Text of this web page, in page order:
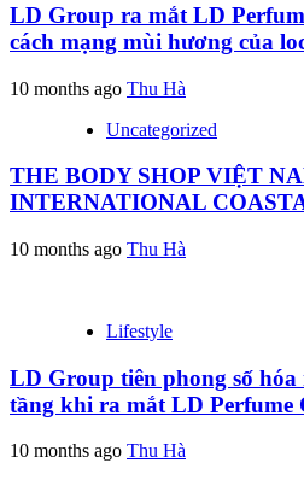
LD Group ra mắt LD
cách mạng mùi hương của
10 months ago Thu Hà
Uncategorized
THE BODY SHOP VIỆT
INTERNATIONAL
10 months ago Thu Hà
Lifestyle
LD Group tiên phong số
tầng khi ra mắt LD
10 months ago Thu Hà